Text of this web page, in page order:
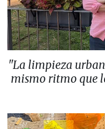
"La limpieza
mismo ritmo que